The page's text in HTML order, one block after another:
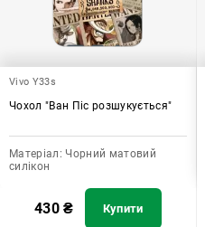
Vivo Y33s
Чохол "Ван Піс розшукується"
Матеріал: Чорний матовий
силікон
430₴ Купити